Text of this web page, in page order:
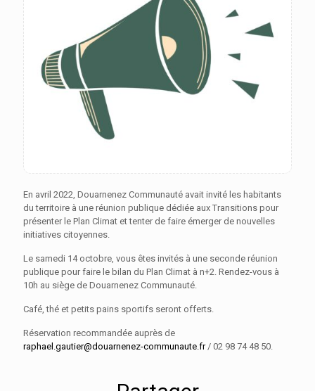
En avril 2022, Douarnenez Communauté avait invité les habitants
du territoire à une réunion publique dédiée aux Transitions pour
présenter le Plan Climat et tenter de faire émerger de nouvelles
initiatives citoyennes.
Le samedi 14 octobre, vous êtes invités à une seconde réunion
publique pour faire le bilan du Plan Climat à n+2. Rendez-vous à
10h au siège de Douarnenez Communauté.
Café, thé et petits pains sportifs seront offerts.
Réservation recommandée auprès de
raphael.gautier@douarnenez-communaute.fr/ 02 98 74 48 50.